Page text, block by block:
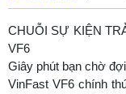
CHUỖI SỰ KIỆN
VF6
Giây phút bạn chờ
VinFast VF6 chính